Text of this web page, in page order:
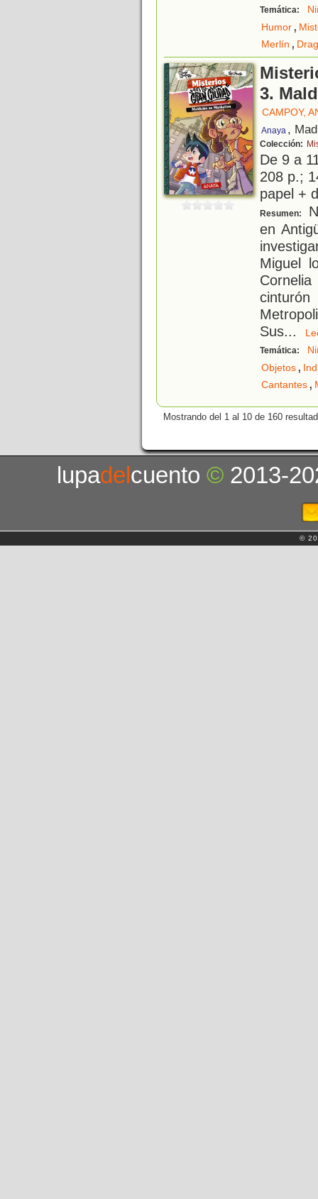
Temática:
Humor,
Merlín ,
3.
CAMPOY,
Anaya ,
Colección:
De 9 a
208 p.;
papel +
Resumen:
en
Miguel
Sus...
Temática:
Objetos,
Cantantes,
Mostrando del 1 al 10 de 160
lupadelcuento© 2013-
©